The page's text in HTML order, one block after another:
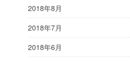
2018年8月
2018年7月
2018年6月